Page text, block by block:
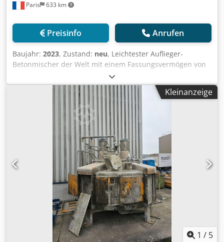
Paris 633 km
Preisinfo Anrufen
Baujahr: 2023, Zustand: neu, Leichtester Auflieger-
Betonmischer der Welt mit einem Fassungsvermögen von
12 m³. Dwodpfx Ahegavdyehoa
Kleinanzeige
1 / 5